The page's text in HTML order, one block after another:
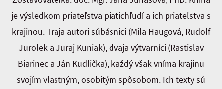
je výsledkom priateľstva piatichľudí a ich priateľstva s
krajinou. Traja autori súbásnici (Mila Haugová, Rudolf
Jurolek a Juraj Kuniak), dvaja výtvarníci (Rastislav
Biarinec a Ján Kudlička), každý však vníma krajinu
svojím vlastným, osobitým spôsobom. Ich texty sú